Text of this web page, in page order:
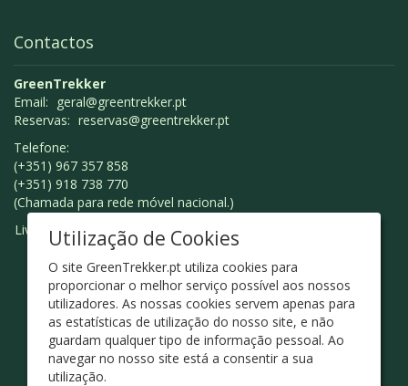
Contactos
GreenTrekker
Email: geral@greentrekker.pt
Reservas: reservas@greentrekker.pt
Telefone:
(+351) 967 357 858
(+351) 918 738 770
(Chamada para rede móvel nacional.)
Livro de Reclamações
Utilização de Cookies
O site GreenTrekker.pt utiliza cookies para
proporcionar o melhor serviço possível aos nossos
utilizadores. As nossas cookies servem apenas para
as estatísticas de utilização do nosso site, e não
guardam qualquer tipo de informação pessoal. Ao
navegar no nosso site está a consentir a sua
utilização.